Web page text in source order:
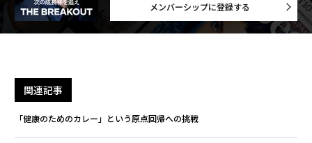
メンバーシップに登録する
関連記事
「健康のためのカレー」という原点回帰への挑戦